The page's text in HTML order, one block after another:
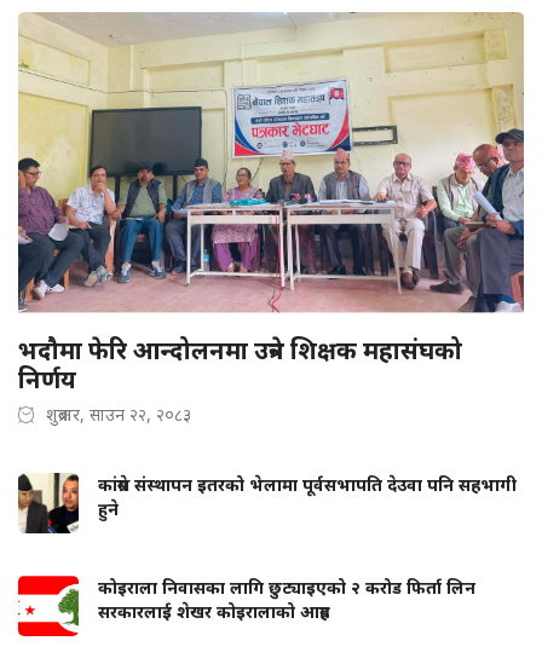
भदौमा फेरि आन्दोलनमा उत्रने शिक्षक महासंघको
निर्णय
शुक्रबार, साउन २२, २०८३
कांग्रेस संस्थापन इतरको भेलामा पूर्वसभापति देउवा पनि सहभागी
हुने
कोइराला निवासका लागि छुट्याइएको २ करोड फिर्ता लिन
सरकारलाई शेखर कोइरालाको आग्रह